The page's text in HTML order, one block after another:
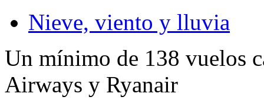
Nieve, viento y lluvia
Un mínimo de 138 vuelos
Airways y Ryanair